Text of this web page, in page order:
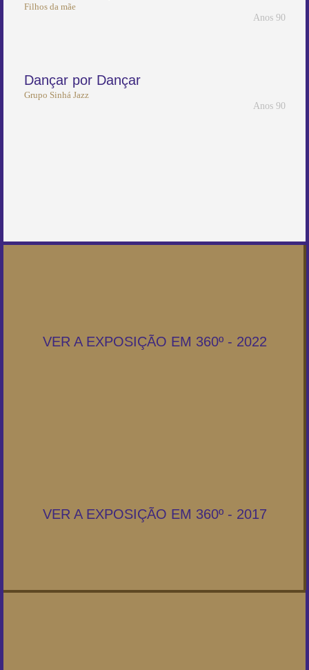
Anos 90
Filhos da mãe
Dançar por Dançar
Anos 90
Grupo Sinhá Jazz
VER A EXPOSIÇÃO EM 360º - 2022
VER A EXPOSIÇÃO EM 360º - 2017